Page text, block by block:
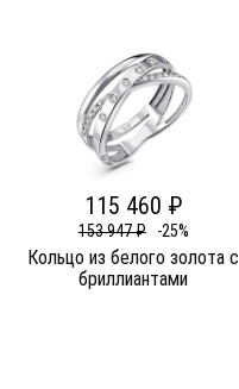
115 460 ₽
153 947 ₽ -25%
Кольцо из белого золота c
бриллиантами